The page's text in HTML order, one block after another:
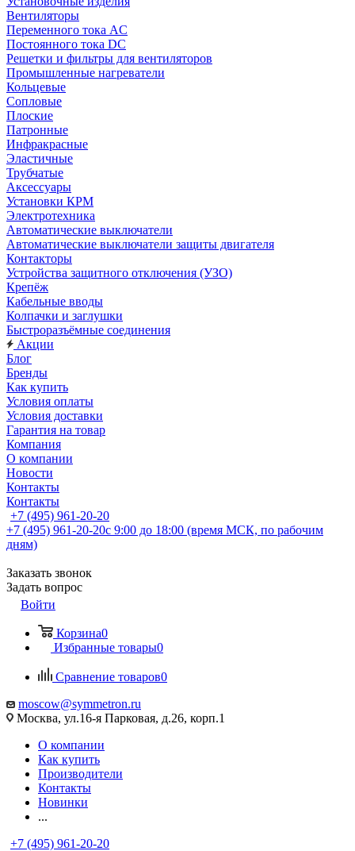
Вентиляторы
Переменного тока AC
Постоянного тока DC
Решетки и фильтры для вентиляторов
Промышленные нагреватели
Кольцевые
Сопловые
Плоские
Патронные
Инфракрасные
Эластичные
Трубчатые
Аксессуары
Установки КРМ
Электротехника
Автоматические выключатели
Автоматические выключатели защиты двигателя
Контакторы
Устройства защитного отключения (УЗО)
Крепёж
Кабельные вводы
Колпачки и заглушки
Быстроразъёмные соединения
Акции
Блог
Бренды
Как купить
Условия оплаты
Условия доставки
Гарантия на товар
Компания
О компании
Новости
Контакты
Контакты
+7 (495) 961-20-20
+7 (495) 961-20-20с 9:00 до 18:00 (время МСК, по рабочим
дням)
Заказать звонок
Задать вопрос
Войти
Корзина0
Избранные товары0
Сравнение товаров0
moscow@symmetron.ru
Москва, ул.16-я Парковая, д.26, корп.1
О компании
Как купить
Производители
Контакты
Новинки
...
+7 (495) 961-20-20